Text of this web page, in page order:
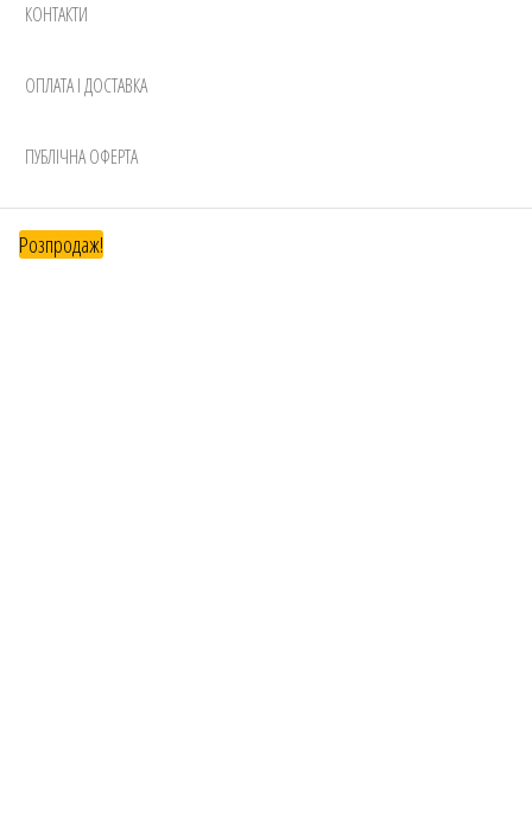
КОНТАКТИ
ОПЛАТА І ДОСТАВКА
ПУБЛІЧНА ОФЕРТА
Розпродаж!